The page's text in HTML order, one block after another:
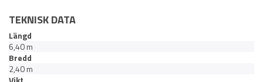
TEKNISK DATA
Längd
6,40 m
Bredd
2,40 m